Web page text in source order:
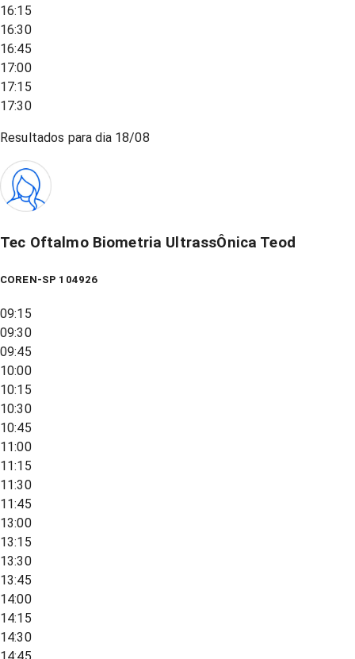
16:15
16:30
16:45
17:00
17:15
17:30
Resultados para dia 18/08
Tec Oftalmo Biometria UltrassÔnica Teod
COREN-SP 104926
09:15
09:30
09:45
10:00
10:15
10:30
10:45
11:00
11:15
11:30
11:45
13:00
13:15
13:30
13:45
14:00
14:15
14:30
14:45